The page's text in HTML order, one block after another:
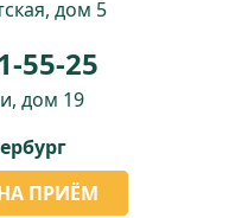
дом 5
55-25
дом 19
ПРИЁМ